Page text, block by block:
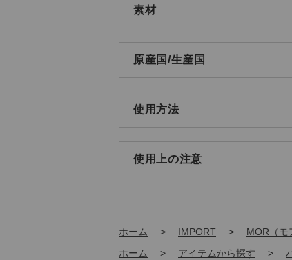
素材
原産国/生産国
使用方法
使用上の注意
ホーム > IMPORT > MOR（モ
ホーム
> アイテムから探す >